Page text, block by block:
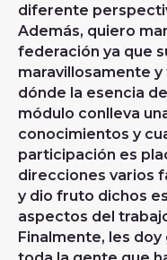
diferente
Además, quiero
federación ya que
maravillosamente
dónde la esencia
módulo conlleva
conocimientos y
participación es
direcciones varios
y dio fruto dichos
aspectos del
Finalmente, les doy